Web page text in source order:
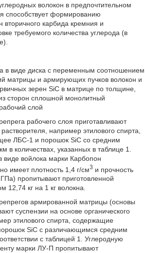
волокон в предпочтительном
способствует формированию
вторичного карбида кремния и
требуемого количества углерода (в
в виде диска с переменным соотношением
матрицы и армирующих пучков волокон и
зерен SiC в матрице по толщине,
сторон сплошной монолитный
слой
рабочего слоя приготавливают
например этилового спирта,
ЛБС-1 и порошок SiC со средним
в количествах, указанных в таблице 1.
виде войлока марки Карбопон
имеет плотность 1,4 г/см3 и прочность
пропитывают приготовленной
12,74 кг на 1 кг волокна.
армированной матрицы (основы
суспензии на основе органического
этилового спирта, содержащие
SiC с различающимся средним
с таблицей 1. Углеродную
марки ЛУ-П пропитывают